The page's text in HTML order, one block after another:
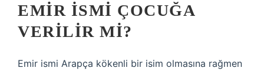
EMIR ISMI ÇOCUĞA
VERILIR MI?
Emir ismi Arapça kökenli bir isim olmasına rağmen